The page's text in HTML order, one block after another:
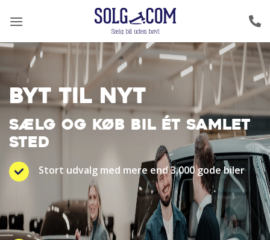
BYT TIL NYT
SÆLG OG KØB BIL ÉT SAMLET
STED
Stort udvalg med mere end 3.000 gode biler